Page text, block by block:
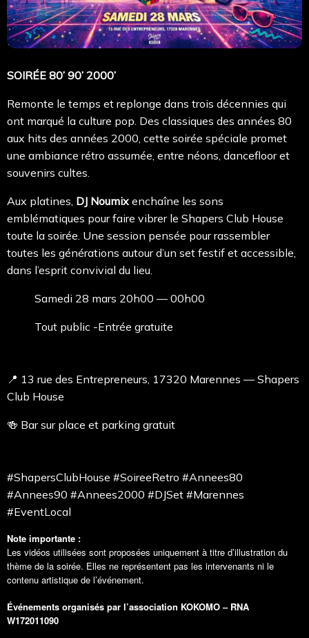
SOIRÉE 80’ 90’ 2000’
Remonte le temps et replonge dans trois décennies qui
ont marqué la culture pop. Des classiques des années 80
aux hits des années 2000, cette soirée spéciale promet
une ambiance rétro assumée, entre néons, dancefloor et
souvenirs cultes.
Aux platines, DJ Noumixenchaîne les sons
emblématiques pour faire vibrer le Shapers Club House
toute la soirée. Une session pensée pour rassembler
toutes les générations autour d’un set festif et accessible,
dans l’esprit convivial du lieu.
Samedi 28 mars 20h00 — 00h00
Tout public -Entrée gratuite
📍 13 rue des Entrepreneurs, 17320 Marennes — Shapers
Club House
🍻 Bar sur place et parking gratuit
#ShapersClubHouse #SoireeRetro #Annees80
#Annees90 #Annees2000 #DJSet #Marennes
#EventLocal
Note importante :
Les vidéos utilisées sont proposées uniquement à titre d’illustration du
thème de la soirée. Elles ne représentent pas les intervenants ni le
contenu artistique de l’événement.
Événements organisés par l’association KOKOMO – RNA
W172011090